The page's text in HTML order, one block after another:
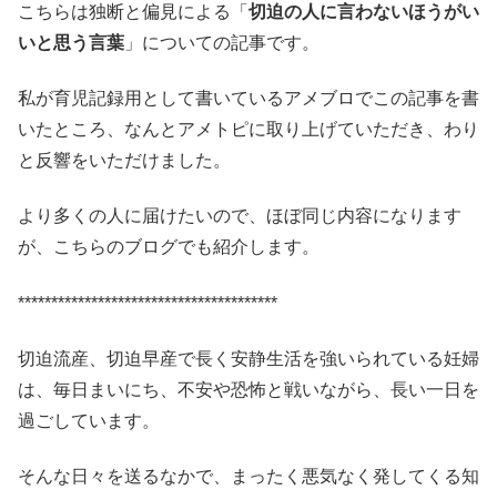
こちらは独断と偏見による「 切迫の人に言わないほうがい
いと思う言葉 」についての記事です。
私が育児記録用として書いているアメブロでこの記事を書
いたところ、なんとアメトピに取り上げていただき、わり
と反響をいただけました。
より多くの人に届けたいので、ほぼ同じ内容になります
が、こちらのブログでも紹介します。
***************************************
切迫流産、切迫早産で長く安静生活を強いられている妊婦
は、毎日まいにち、不安や恐怖と戦いながら、長い一日を
過ごしています。
そんな日々を送るなかで、まったく悪気なく発してくる知